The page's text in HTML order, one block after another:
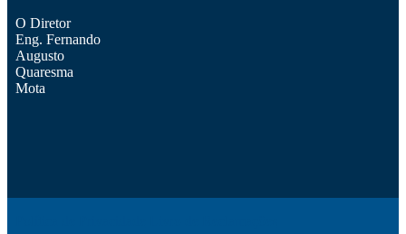
O Diretor
Eng. Fernando
Augusto
Quaresma
Mota